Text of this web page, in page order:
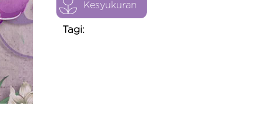
Kesyukuran
Tagi: